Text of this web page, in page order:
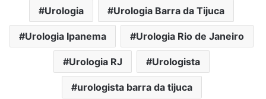
Urologia Urologia Barra da Tijuca
Urologia Ipanema Urologia Rio de Janeiro
Urologia RJ Urologista
urologista barra da tijuca